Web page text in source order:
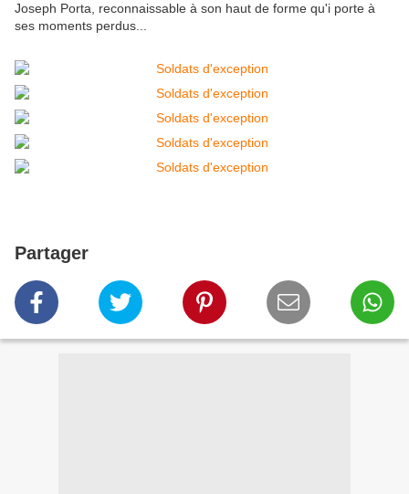
Joseph Porta, reconnaissable à son haut de forme qu'i porte à
ses moments perdus...
Partager